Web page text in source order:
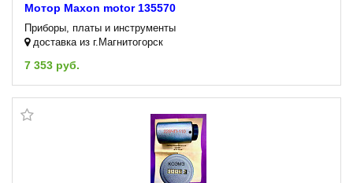
Мотор Maxon motor 135570
Приборы, платы и инструменты
доставка из г.Магнитогорск
7 353 руб.